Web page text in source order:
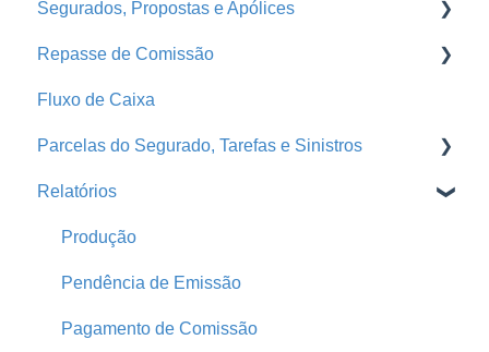
Logins Seguradoras
Corretoras
Ramos
Seguradoras
Treinamentos
Conta Segfy
Página Pública
Parametrização
Produtores
Parcelas
Grades de Recebimento
Segurados, Propostas e Apólices
Endossos
Propostas e Apólices
Portal da Seguradora
Segurados
Automações
Repasse de Comissão
Grade de Pagamento - Repasse
Repasse
Faturas
Fluxo de Caixa
Parcelas do Segurado, Tarefas e Sinistros
E-mail Marketing
Tarefas
Comunicador da Corretora
Parcelas do Segurado
Relatórios
Produção
Pendência de Emissão
Pagamento de Comissão